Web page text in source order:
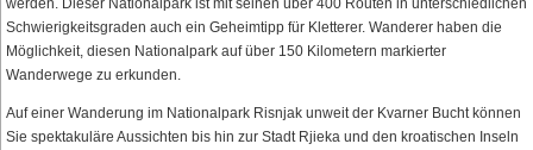
werden. Dieser Nationalpark ist mit seinen über 400 Routen in unterschiedlichen
Schwierigkeitsgraden auch ein Geheimtipp für Kletterer. Wanderer haben die
Möglichkeit, diesen Nationalpark auf über 150 Kilometern markierter
Wanderwege zu erkunden.
Auf einer Wanderung im Nationalpark Risnjak unweit der Kvarner Bucht können
Sie spektakuläre Aussichten bis hin zur Stadt Rjieka und den kroatischen Inseln